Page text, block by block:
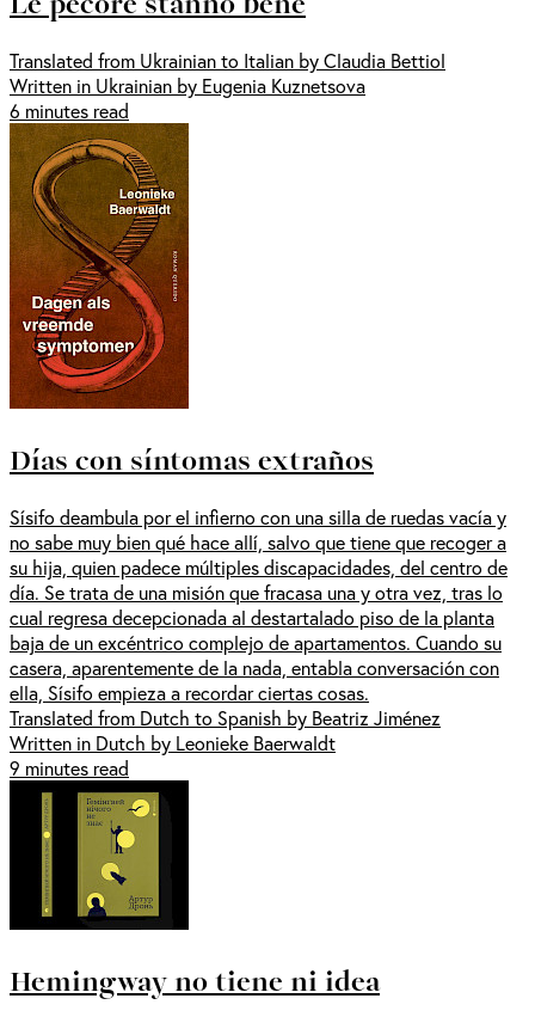
Translated from Ukrainian to Italian by Claudia Bettiol
Written in Ukrainian by Eugenia Kuznetsova
6 minutes read
Días con síntomas extraños
Sísifo deambula por el infierno con una silla de ruedas vacía y
no sabe muy bien qué hace allí, salvo que tiene que recoger a
su hija, quien padece múltiples discapacidades, del centro de
día. Se trata de una misión que fracasa una y otra vez, tras lo
cual regresa decepcionada al destartalado piso de la planta
baja de un excéntrico complejo de apartamentos. Cuando su
casera, aparentemente de la nada, entabla conversación con
ella, Sísifo empieza a recordar ciertas cosas.
Translated from Dutch to Spanish by Beatriz Jiménez
Written in Dutch by Leonieke Baerwaldt
9 minutes read
Hemingway no tiene ni idea